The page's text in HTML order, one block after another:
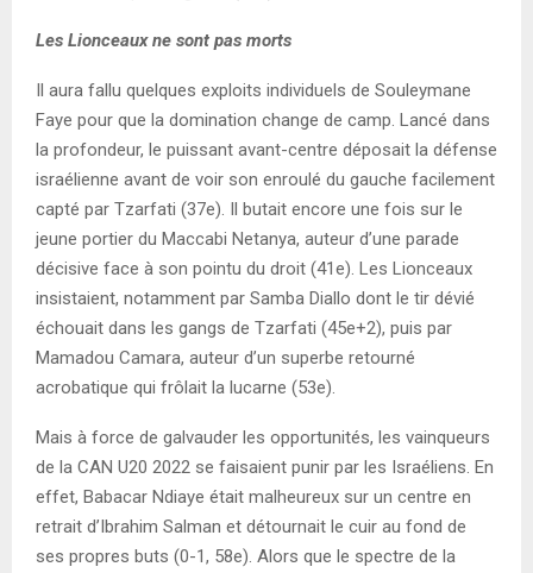
Les Lionceaux ne sont pas morts
Il aura fallu quelques exploits individuels de Souleymane
Faye pour que la domination change de camp. Lancé dans
la profondeur, le puissant avant-centre déposait la défense
israélienne avant de voir son enroulé du gauche facilement
capté par Tzarfati (37e). Il butait encore une fois sur le
jeune portier du Maccabi Netanya, auteur d’une parade
décisive face à son pointu du droit (41e). Les Lionceaux
insistaient, notamment par Samba Diallo dont le tir dévié
échouait dans les gangs de Tzarfati (45e+2), puis par
Mamadou Camara, auteur d’un superbe retourné
acrobatique qui frôlait la lucarne (53e).
Mais à force de galvauder les opportunités, les vainqueurs
de la CAN U20 2022 se faisaient punir par les Israéliens. En
effet, Babacar Ndiaye était malheureux sur un centre en
retrait d’Ibrahim Salman et détournait le cuir au fond de
ses propres buts (0-1, 58e). Alors que le spectre de la